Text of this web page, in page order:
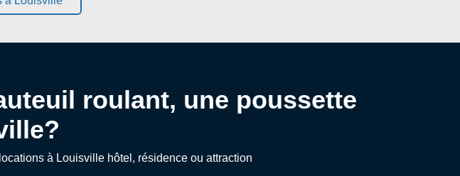
roulant, une poussette
à Louisville hôtel, résidence ou attraction